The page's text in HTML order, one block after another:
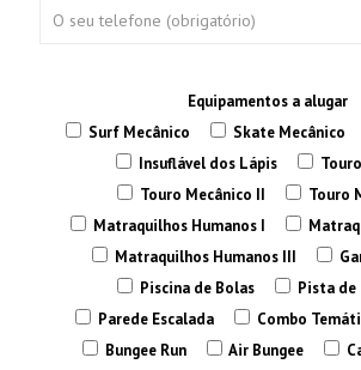
Equipamentos a alugar
Surf Mecânico
Skate Mecânico
Insuflável dos Lápis
Touro Mecânico II
Touro
Matraquilhos Humanos I
Matraquilhos Humanos III
Piscina de Bolas
Pista de
Parede Escalada
Combo
Bungee Run
Air Bungee